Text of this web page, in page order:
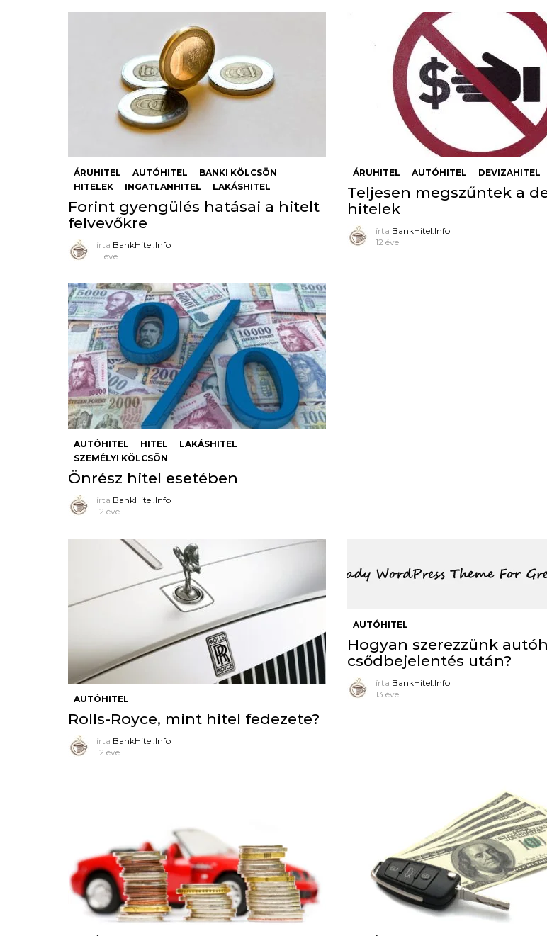
ÁRUHITEL AUTÓHITEL
BANKI KÖLCSÖN
HITELEK
INGATLANHITEL LAKÁSHITEL
Forint gyengülés hatásai a hitelt
felvevőkre
írta BankHitel.Info
11 éve
ÁRUHITEL AUTÓHITEL DEVIZAHITEL
Teljesen megszűntek a
hitelek
írta BankHitel.Info
12 éve
AUTÓHITEL HITEL
LAKÁSHITEL
SZEMÉLYI KÖLCSÖN
Önrész hitel esetében
írta BankHitel.Info
12 éve
AUTÓHITEL
Rolls-Royce, mint hitel fedezete?
írta BankHitel.Info
12 éve
AUTÓHITEL
Hogyan szerezzünk
csődbejelentés után?
írta BankHitel.Info
13 éve